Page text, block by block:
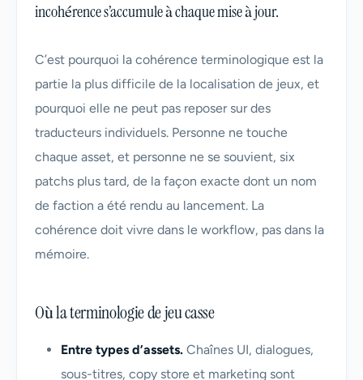
incohérence s’accumule à chaque mise à jour.
C’est pourquoi la cohérence terminologique est la
partie la plus difficile de la localisation de jeux, et
pourquoi elle ne peut pas reposer sur des
traducteurs individuels. Personne ne touche
chaque asset, et personne ne se souvient, six
patchs plus tard, de la façon exacte dont un nom
de faction a été rendu au lancement. La
cohérence doit vivre dans le workflow, pas dans la
mémoire.
Où la terminologie de jeu casse
Entre types d’assets. Chaînes UI, dialogues,
sous-titres, copy store et marketing sont